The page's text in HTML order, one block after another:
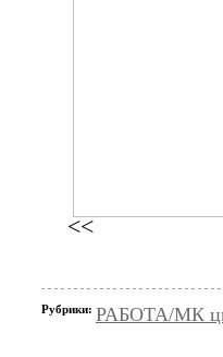
<<
Рубрики: РАБОТА/МК